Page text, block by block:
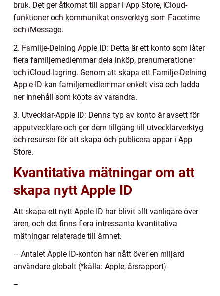
bruk. Det ger åtkomst till appar i App Store, iCloud-
funktioner och kommunikationsverktyg som Facetime
och iMessage.
2. Familje-Delning Apple ID: Detta är ett konto som låter
flera familjemedlemmar dela inköp, prenumerationer
och iCloud-lagring. Genom att skapa ett Familje-Delning
Apple ID kan familjemedlemmar enkelt visa och ladda
ner innehåll som köpts av varandra.
3. Utvecklar-Apple ID: Denna typ av konto är avsett för
apputvecklare och ger dem tillgång till utvecklarverktyg
och resurser för att skapa och publicera appar i App
Store.
Kvantitativa mätningar om att
skapa nytt Apple ID
Att skapa ett nytt Apple ID har blivit allt vanligare över
åren, och det finns flera intressanta kvantitativa
mätningar relaterade till ämnet.
– Antalet Apple ID-konton har nått över en miljard
användare globalt (*källa: Apple, årsrapport)
–